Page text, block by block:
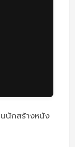
นักสร้างหนัง